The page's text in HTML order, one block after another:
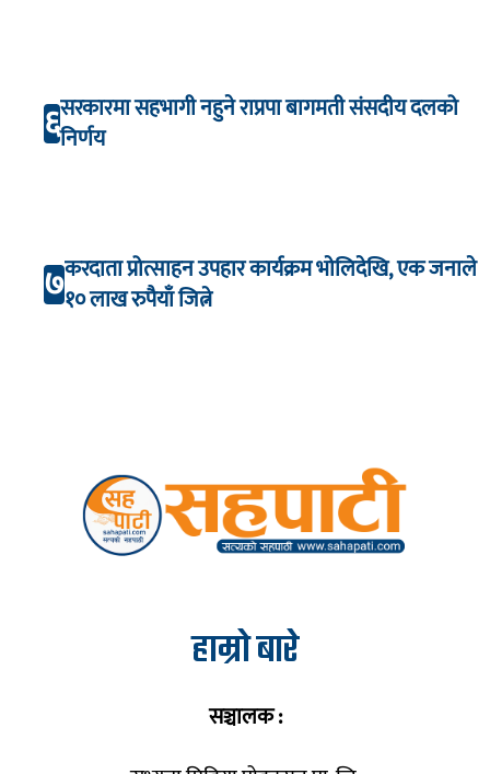
६सरकारमा सहभागी नहुने राप्रपा बागमती संसदीय दलको
निर्णय
७करदाता प्रोत्साहन उपहार कार्यक्रम भाेलिदेखि, एक जनाले
१० लाख रुपैयाँ जित्ने
हाम्रो बारे
सञ्चालक :